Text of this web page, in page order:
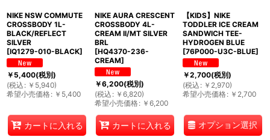
NIKE NSW COMMUTE
CROSSBODY 1L-
BLACK/REFLECT
SILVER
[IQ1279-010-BLACK]
￥5,400(税別)
(税込 : ￥ 5,940)
希望小売価格: ￥ 5,400
カートに入れる
NIKE AURA CRESCENT
CROSSBODY 4L-
CREAM II/MT SILVER
BRL
[HQ4370-236-
CREAM]
￥6,200(税別)
(税込 : ￥ 6,820)
希望小売価格: ￥ 6,200
カートに入れる
【KIDS】NIKE
TODDLER ICE CREAM
SANDWICH TEE-
HYDROGEN BLUE
[76P000-U3C-BLUE]
￥2,700(税別)
(税込 : ￥ 2,970)
希望小売価格: ￥ 2,700
オプション選択